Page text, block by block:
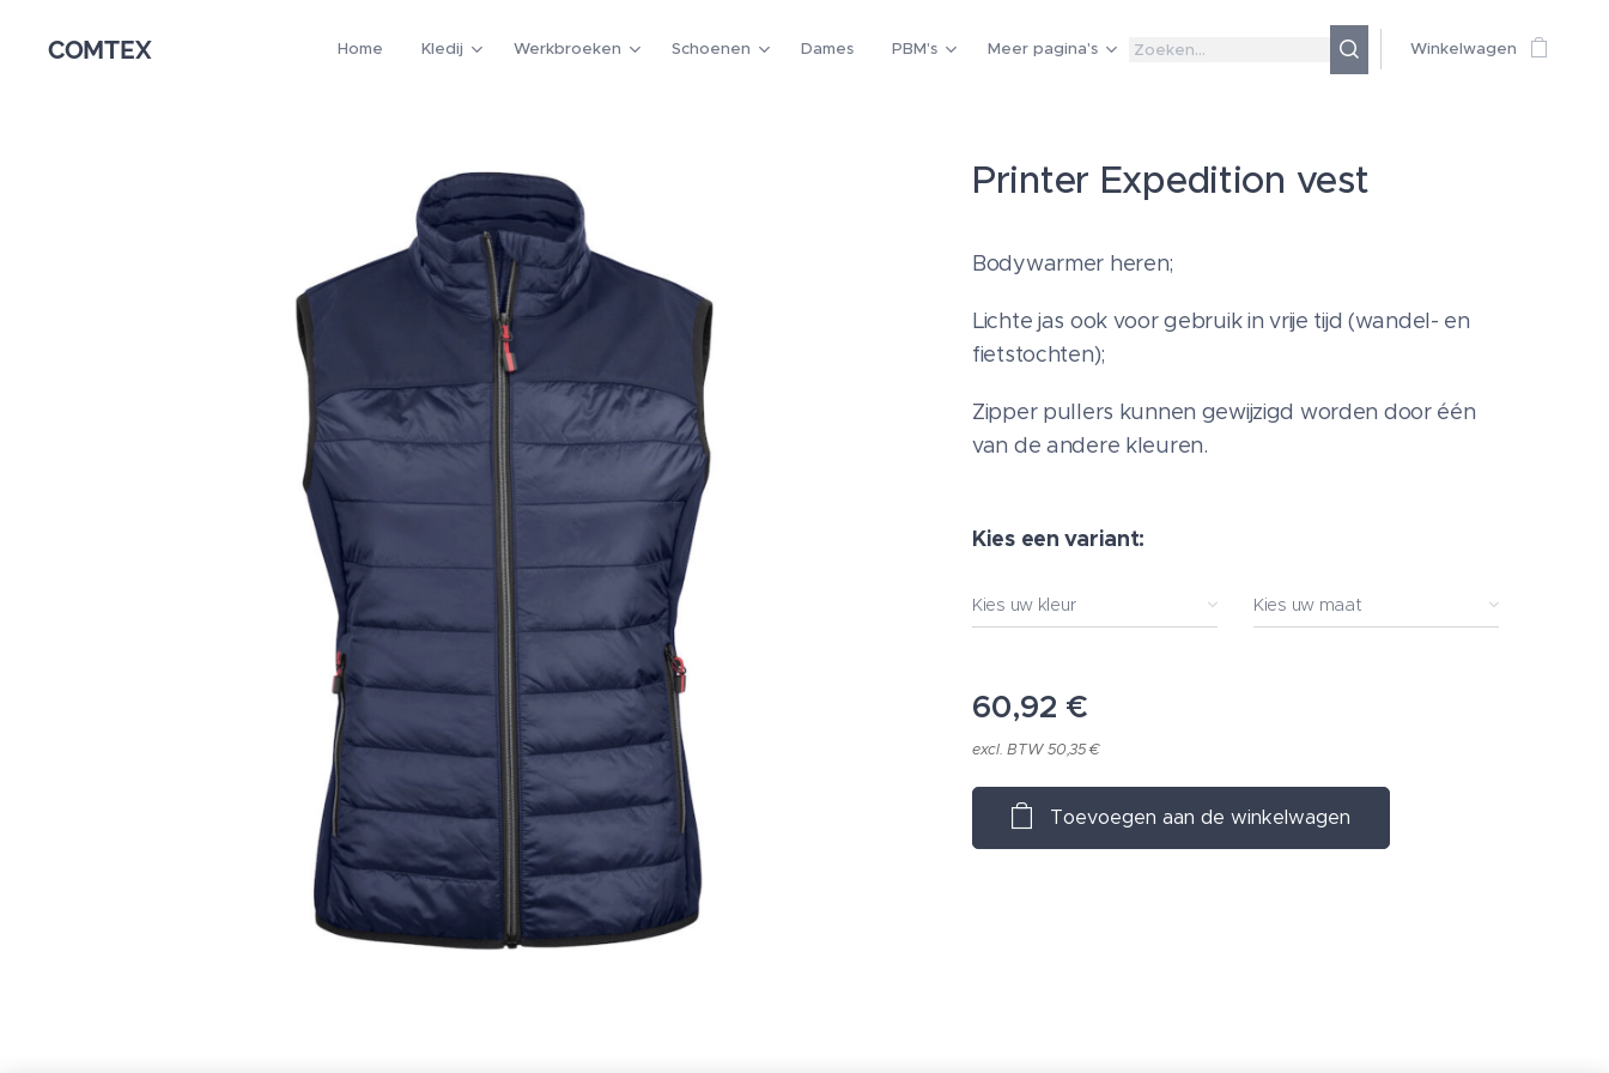
COMTEX Home Kledij Werkbroeken Schoenen Dames PBM's Meer pagina's Winkelwagen
Printer Expedition vest
Bodywarmer heren;
Lichte jas ook voor gebruik in vrije tijd (wandel- en
fietstochten);
Zipper pullers kunnen gewijzigd worden door één
van de andere kleuren.
Kies een variant:
Kies uw kleur Kies uw maat
60,92 €
excl. BTW 50,35 €
Toevoegen aan de winkelwagen